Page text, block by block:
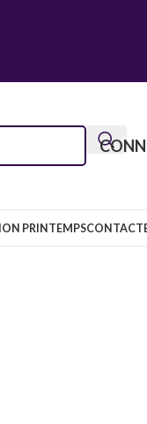
PRINTEMPS